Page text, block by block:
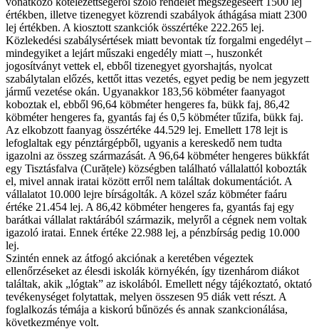
értékben, illetve tizenegyet közrendi szabályok áthágása miatt 2300
lej értékben. A kiosztott szankciók összértéke 222.265 lej.
Közlekedési szabálysértések miatt bevontak tíz forgalmi engedélyt –
mindegyiket a lejárt műszaki engedély miatt –, huszonkét
jogosítványt vettek el, ebből tizenegyet gyorshajtás, nyolcat
szabálytalan előzés, kettőt ittas vezetés, egyet pedig be nem jegyzett
jármű vezetése okán. Ugyanakkor 183,56 köbméter faanyagot
koboztak el, ebből 96,64 köbméter hengeres fa, bükk faj, 86,42
köbméter hengeres fa, gyantás faj és 0,5 köbméter tűzifa, bükk faj.
Az elkobzott faanyag összértéke 44.529 lej. Emellett 178 lejt is
lefoglaltak egy pénztárgépből, ugyanis a kereskedő nem tudta
igazolni az összeg származását. A 96,64 köbméter hengeres bükkfát
egy Tisztásfalva (Curățele) községben található vállalattól kobozták
el, mivel annak iratai között erről nem találtak dokumentációt. A
vállalatot 10.000 lejre bírságolták. A közel száz köbméter faáru
értéke 21.454 lej. A 86,42 köbméter hengeres fa, gyantás faj egy
barátkai vállalat raktárából származik, melyről a cégnek nem voltak
igazoló iratai. Ennek értéke 22.988 lej, a pénzbírság pedig 10.000
lej.
Szintén ennek az átfogó akciónak a keretében végeztek
ellenőrzéseket az élesdi iskolák környékén, így tizenhárom diákot
találtak, akik „lógtak” az iskolából. Emellett négy tájékoztató, oktató
tevékenységet folytattak, melyen összesen 95 diák vett részt. A
foglalkozás témája a kiskorú bűnözés és annak szankcionálása,
következménye volt.